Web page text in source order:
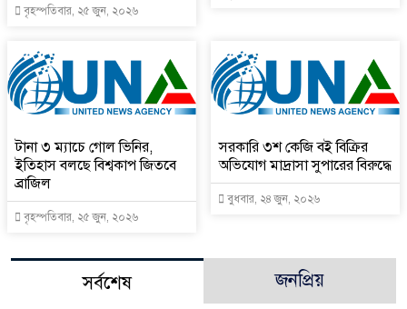
বৃহস্পতিবার, ২৫ জুন, ২০২৬
টানা ৩ ম্যাচে গোল ভিনির,
ইতিহাস বলছে বিশ্বকাপ জিতবে
ব্রাজিল
বৃহস্পতিবার, ২৫ জুন, ২০২৬
সরকারি ৩শ কেজি বই বিক্রির
অভিযোগ মাদ্রাসা সুপারের বিরুদ্ধে
বুধবার, ২৪ জুন, ২০২৬
সর্বশেষ জনপ্রিয়